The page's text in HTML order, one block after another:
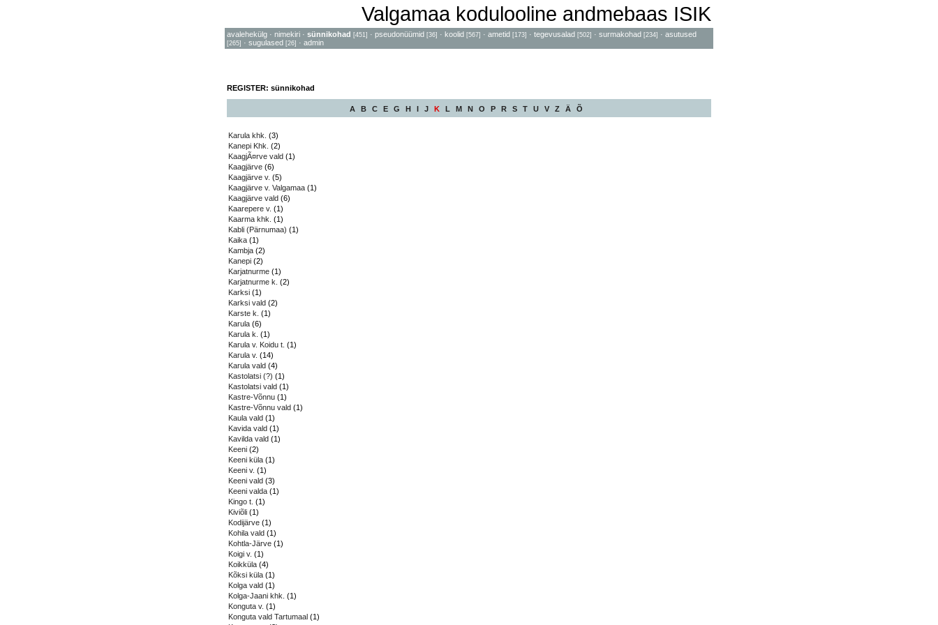
Valgamaa kodulooline andmebaas ISIK
avalehekülg · nimekiri · sünnikohad [451] · pseudonüümid [36] · koolid [567] · ametid [173] · tegevusalad [502] · surmakohad [234] · asutused
[265] · sugulased [26] · admin
REGISTER: sünnikohad
A B C E G H J K L M N O P R S T U V Z Ä Õ
Karula khk. (3)
Kanepi Khk. (2)
KaagjÃ¤rve vald (1)
Kaagjärve (6)
Kaagjärve v. (5)
Kaagjärve v. Valgamaa (1)
Kaagjärve vald (6)
Kaarepere v. (1)
Kaarma khk. (1)
Kabli (Pärnumaa) (1)
Kaika (1)
Kambja (2)
Kanepi (2)
Karjatnurme (1)
Karjatnurme k. (2)
Karksi (1)
Karksi vald (2)
Karste k. (1)
Karula (6)
Karula k. (1)
Karula v. Koidu t. (1)
Karula v. (14)
Karula vald (4)
Kastolatsi (?) (1)
Kastolatsi vald (1)
Kastre-Võnnu (1)
Kastre-Võnnu vald (1)
Kaula vald (1)
Kavida vald (1)
Kavilda vald (1)
Keeni (2)
Keeni küla (1)
Keeni v. (1)
Keeni vald (3)
Keeni valda (1)
Kingo t. (1)
Kiviõli (1)
Kodijärve (1)
Kohila vald (1)
Kohtla-Järve (1)
Koigi v. (1)
Koikküla (4)
Kõksi küla (1)
Kolga vald (1)
Kolga-Jaani khk. (1)
Konguta v. (1)
Konguta vald Tartumaal (1)